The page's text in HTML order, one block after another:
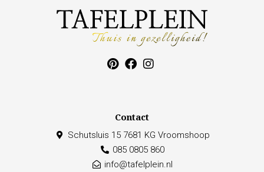
Contact
Schutsluis 15 7681 KG Vroomshoop
085 0805 860
info@tafelplein.nl